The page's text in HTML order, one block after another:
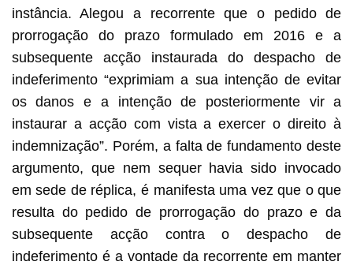
instância. Alegou a recorrente que o pedido de
prorrogação do prazo formulado em 2016 e a
subsequente acção instaurada do despacho de
indeferimento “exprimiam a sua intenção de evitar
os danos e a intenção de posteriormente vir a
instaurar a acção com vista a exercer o direito à
indemnização”. Porém, a falta de fundamento deste
argumento, que nem sequer havia sido invocado
em sede de réplica, é manifesta uma vez que o que
resulta do pedido de prorrogação do prazo e da
subsequente acção contra o despacho de
indeferimento é a vontade da recorrente em manter